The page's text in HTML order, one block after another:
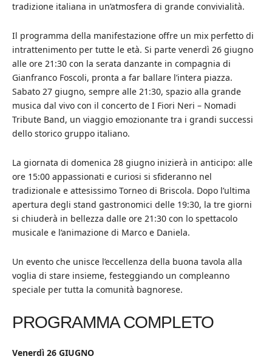
tradizione italiana in un’atmosfera di grande convivialità.
Il programma della manifestazione offre un mix perfetto di
intrattenimento per tutte le età. Si parte venerdì 26 giugno
alle ore 21:30 con la serata danzante in compagnia di
Gianfranco Foscoli, pronta a far ballare l’intera piazza.
Sabato 27 giugno, sempre alle 21:30, spazio alla grande
musica dal vivo con il concerto de I Fiori Neri – Nomadi
Tribute Band, un viaggio emozionante tra i grandi successi
dello storico gruppo italiano.
La giornata di domenica 28 giugno inizierà in anticipo: alle
ore 15:00 appassionati e curiosi si sfideranno nel
tradizionale e attesissimo Torneo di Briscola. Dopo l’ultima
apertura degli stand gastronomici delle 19:30, la tre giorni
si chiuderà in bellezza dalle ore 21:30 con lo spettacolo
musicale e l’animazione di Marco e Daniela.
Un evento che unisce l’eccellenza della buona tavola alla
voglia di stare insieme, festeggiando un compleanno
speciale per tutta la comunità bagnorese.
PROGRAMMA COMPLETO
Venerdì 26 GIUGNO